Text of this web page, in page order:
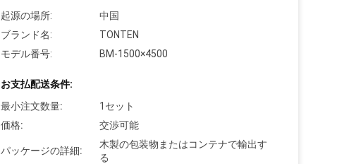
起源の場所:
中国
ブランド名:
TONTEN
モデル番号:
BM-1500×4500
お支払配送条件:
最小注文数量:
1セット
価格:
交渉可能
パッケージの詳細:
木製の包装物またはコンテナで輸出す
る